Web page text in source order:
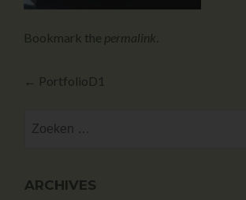
Bookmark the permalink.
← PortfolioD1
ARCHIVES